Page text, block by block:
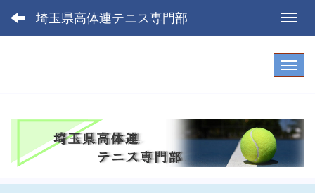
埼玉県高体連テニス専門部